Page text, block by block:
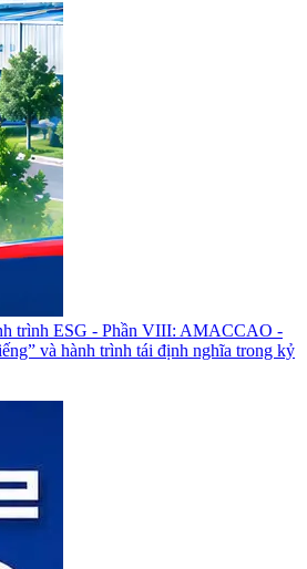
trình ESG - Phần VIII: AMACCAO -
và hành trình tái định nghĩa trong kỷ